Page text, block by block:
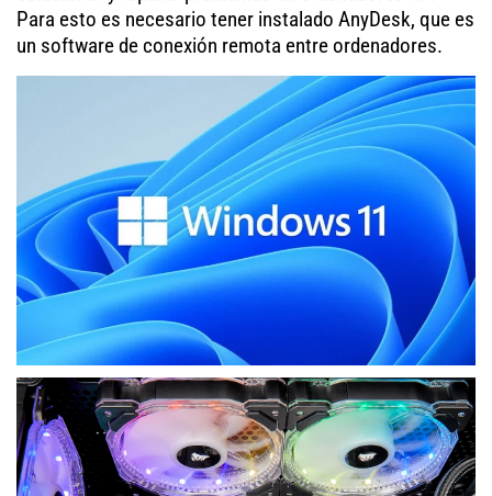
Para esto es necesario tener instalado AnyDesk, que es
un software de conexión remota entre ordenadores.